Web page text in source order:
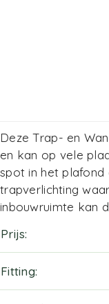
Deze Trap- en
en kan op vele
spot in het plafond
trapverlichting
inbouwruimte kan
Prijs
Fitting